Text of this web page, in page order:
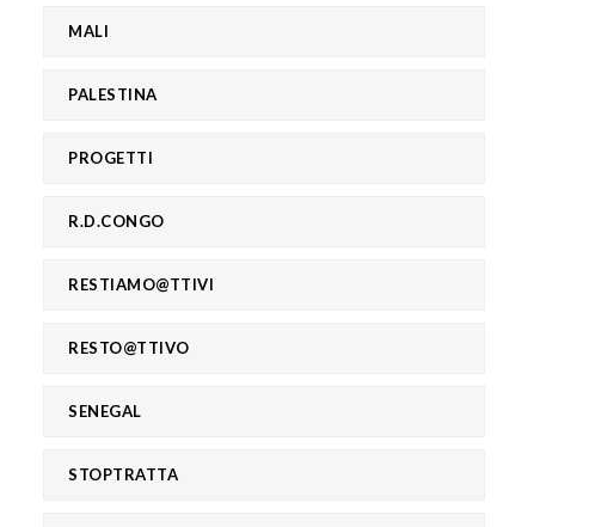
MALI
PALESTINA
PROGETTI
R.D.CONGO
RESTIAMO@TTIVI
RESTO@TTIVO
SENEGAL
STOPTRATTA